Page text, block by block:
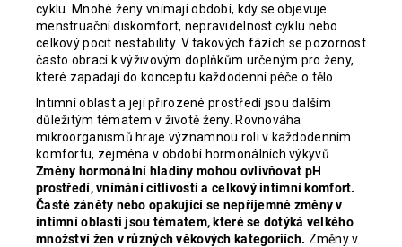
cyklu. Mnohé ženy vnímají období, kdy se objevuje
menstruační diskomfort, nepravidelnost cyklu nebo
celkový pocit nestability. V takových fázích se pozornost
často obrací k výživovým doplňkům určeným pro ženy,
které zapadají do konceptu každodenní péče o tělo.
Intimní oblast a její přirozené prostředí jsou dalším
důležitým tématem v životě ženy. Rovnováha
mikroorganismů hraje významnou roli v každodenním
komfortu, zejména v období hormonálních výkyvů.
Změny hormonální hladiny mohou ovlivňovat pH
prostředí, vnímání citlivosti a celkový intimní komfort.
Časté záněty nebo opakující se nepříjemné změny v
intimní oblasti jsou tématem, které se dotýká velkého
množství žen v různých věkových kategoriích. Změny v